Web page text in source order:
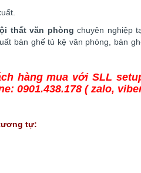
thất văn phòng chuyên nghiệp
bàn ghế tủ kệ văn phòng, bàn
hàng mua với SLL
0901.438.178 ( zalo,
tự: